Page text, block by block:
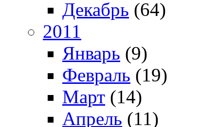
Декабрь (64)
2011
Январь (9)
Февраль (19)
Март (14)
Апрель (11)